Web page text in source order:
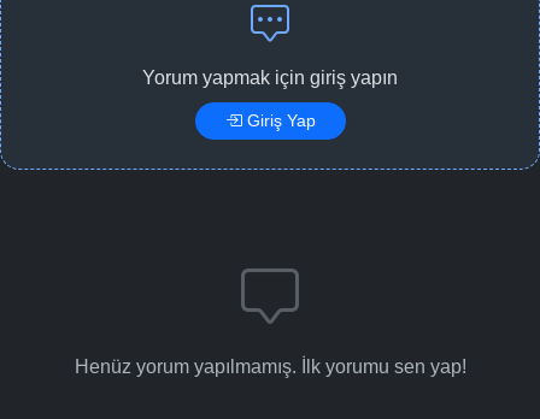
Yorum yapmak için giriş yapın
Giriş Yap
Henüz yorum yapılmamış. İlk yorumu sen yap!